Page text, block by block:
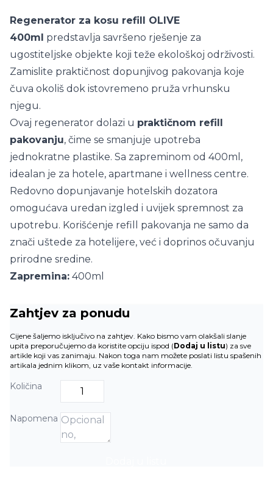
Regenerator za kosu refill OLIVE
400ml predstavlja savršeno rješenje za
ugostiteljske objekte koji teže ekološkoj održivosti.
Zamislite praktičnost dopunjivog pakovanja koje
čuva okoliš dok istovremeno pruža vrhunsku
njegu.
Ovaj regenerator dolazi u praktičnom refill
pakovanju, čime se smanjuje upotreba
jednokratne plastike. Sa zapreminom od 400ml,
idealan je za hotele, apartmane i wellness centre.
Redovno dopunjavanje hotelskih dozatora
omogućava uredan izgled i uvijek spremnost za
upotrebu. Korišćenje refill pakovanja ne samo da
znači uštede za hotelijere, već i doprinos očuvanju
prirodne sredine.
Zapremina: 400ml
Zahtjev za ponudu
Cijene šaljemo isključivo na zahtjev. Kako bismo vam olakšali slanje
upita preporučujemo da koristite opciju ispod (Dodaj u listu) za sve
artikle koji vas zanimaju. Nakon toga nam možete poslati listu spašenih
artikala jednim klikom, uz vaše kontakt informacije.
Količina
Napomena